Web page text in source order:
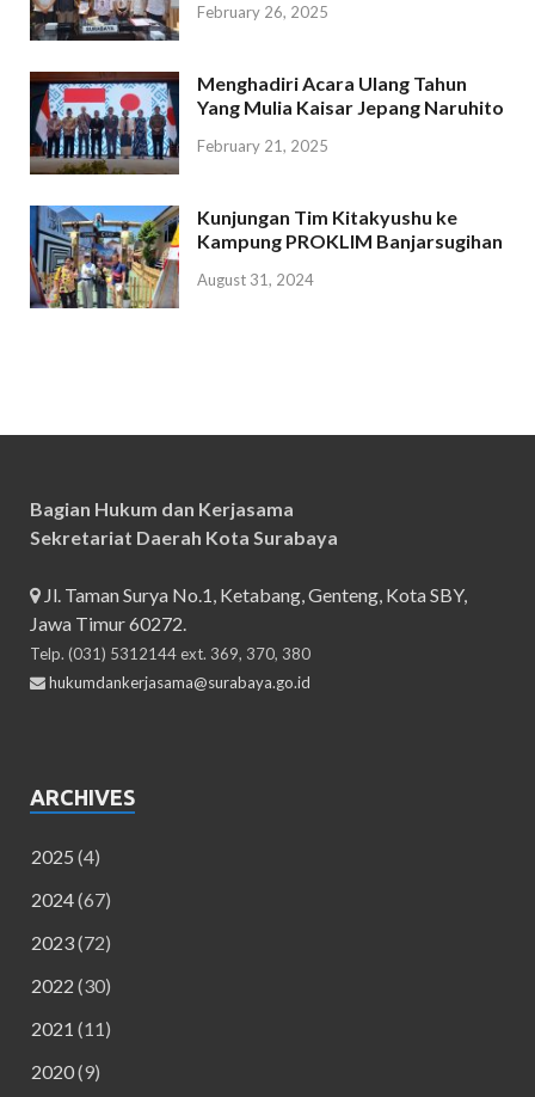
February 26, 2025
Menghadiri Acara Ulang Tahun
Yang Mulia Kaisar Jepang Naruhito
February 21, 2025
Kunjungan Tim Kitakyushu ke
Kampung PROKLIM Banjarsugihan
August 31, 2024
Bagian Hukum dan Kerjasama
Sekretariat Daerah Kota Surabaya
Jl. Taman Surya No.1, Ketabang, Genteng, Kota SBY,
Jawa Timur 60272.
Telp. (031) 5312144 ext. 369, 370, 380
hukumdankerjasama@surabaya.go.id
ARCHIVES
2025 (4)
2024(67)
2023(72)
2022 (30)
2021 (11)
2020(9)